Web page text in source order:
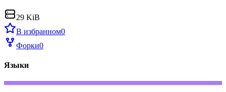
29 KiB
В избранном0
Форки0
Языки